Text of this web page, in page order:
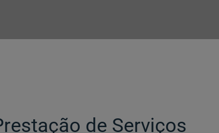
de Serviços